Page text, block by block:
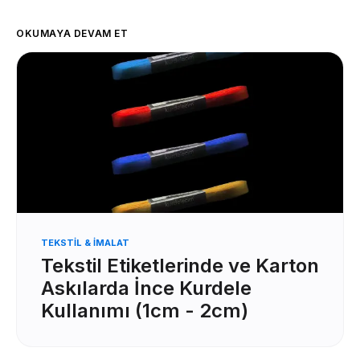
OKUMAYA DEVAM ET
TEKSTIL & İMALAT
Tekstil Etiketlerinde ve Karton
Askılarda İnce Kurdele
Kullanımı (1cm - 2cm)